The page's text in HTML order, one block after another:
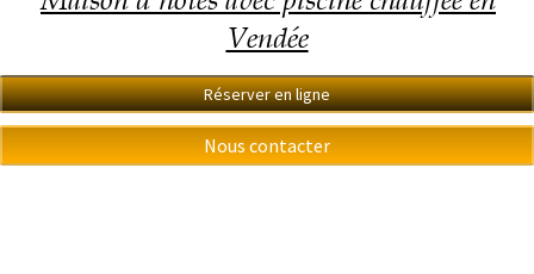
Vendée
Réserver en ligne
Nous contacter